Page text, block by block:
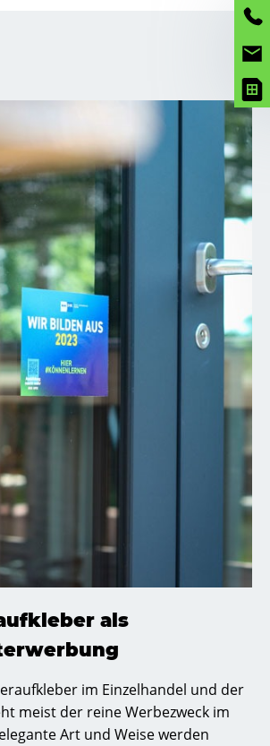
als
im Einzelhandel und der
meist der reine Werbezweck im
Art und Weise werden